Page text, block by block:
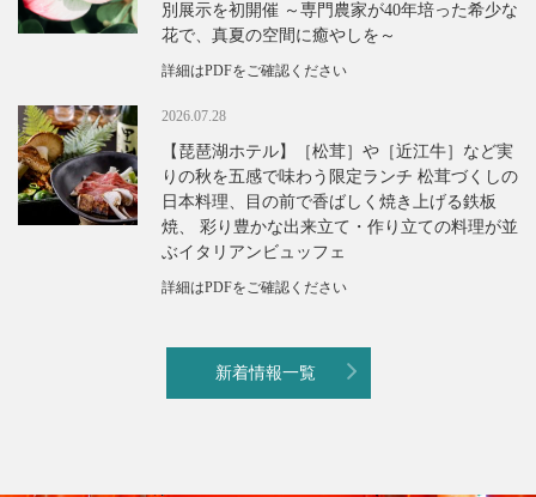
別展示を初開催 ～専門農家が40年培った希少な
花で、真夏の空間に癒やしを～
詳細はPDFをご確認ください
2026.07.28
【琵琶湖ホテル】［松茸］や［近江牛］など実
りの秋を五感で味わう限定ランチ 松茸づくしの
日本料理、目の前で香ばしく焼き上げる鉄板
焼、 彩り豊かな出来立て・作り立ての料理が並
ぶイタリアンビュッフェ
詳細はPDFをご確認ください
新着情報一覧